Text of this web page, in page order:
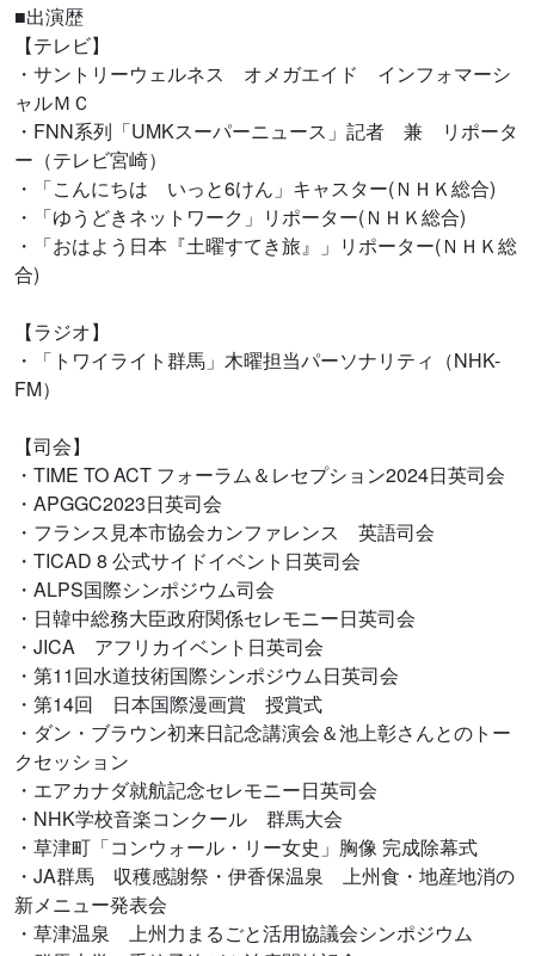
■出演歴
【テレビ】
・サントリーウェルネス オメガエイド インフォマーシ
ャルＭＣ
・FNN系列「UMKスーパーニュース」記者 兼 リポータ
ー（テレビ宮崎）
・「こんにちは いっと6けん」キャスター(ＮＨＫ総合)
・「ゆうどきネットワーク」リポーター(ＮＨＫ総合)
・「おはよう日本『土曜すてき旅』」リポーター(ＮＨＫ総
合)
【ラジオ】
・「トワイライト群馬」木曜担当パーソナリティ（NHK-
FM）
【司会】
・TIME TO ACT フォーラム＆レセプション2024日英司会
・APGGC2023日英司会
・フランス見本市協会カンファレンス 英語司会
・TICAD 8 公式サイドイベント日英司会
・ALPS国際シンポジウム司会
・日韓中総務大臣政府関係セレモニー日英司会
・JICA アフリカイベント日英司会
・第11回水道技術国際シンポジウム日英司会
・第14回 日本国際漫画賞 授賞式
・ダン・ブラウン初来日記念講演会＆池上彰さんとのトー
クセッション
・エアカナダ就航記念セレモニー日英司会
・NHK学校音楽コンクール 群馬大会
・草津町「コンウォール・リー女史」胸像 完成除幕式
・JA群馬 収穫感謝祭・伊香保温泉 上州食・地産地消の
新メニュー発表会
・草津温泉 上州力まるごと活用協議会シンポジウム